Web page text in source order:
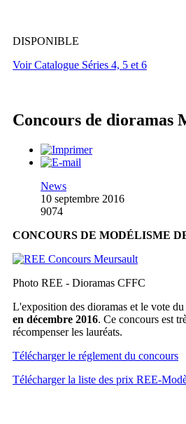
DISPONIBLE
Voir Catalogue Séries 4, 5 et 6
Concours de dioramas
News
10 septembre 2016
9074
CONCOURS DE MODÉLISME
Photo REE - Dioramas CFFC
L'exposition des dioramas et le vote
en décembre 2016. Ce concours est
récompenser les lauréats.
Télécharger le réglement du concours
Télécharger la liste des prix REE-